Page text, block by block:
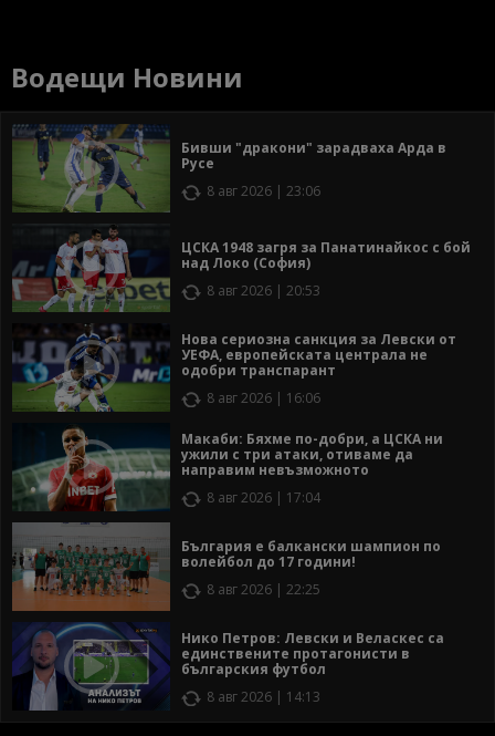
Водещи Новини
Бивши "дракони" зарадваха Арда в
Русе
8 авг 2026 | 23:06
ЦСКА 1948 загря за Панатинайкос с бой
над Локо (София)
8 авг 2026 | 20:53
Нова сериозна санкция за Левски от
УЕФА, европейската централа не
одобри транспарант
8 авг 2026 | 16:06
Макаби: Бяхме по-добри, а ЦСКА ни
ужили с три атаки, отиваме да
направим невъзможното
8 авг 2026 | 17:04
България е балкански шампион по
волейбол до 17 години!
8 авг 2026 | 22:25
Нико Петров: Левски и Веласкес са
единствените протагонисти в
българския футбол
8 авг 2026 | 14:13